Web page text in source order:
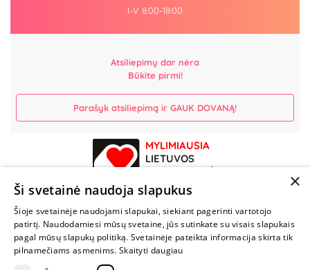
I-V 8:00-18:00
Atsiliepimų dar nėra
Būkite pirmi!
Parašyk atsiliepimą ir GAUK DOVANĄ!
MYLIMIAUSIA
LIETUVOS
PARDUOTUVĖ
NENUSTOK
ŽAISTI
×
Ši svetainė naudoja slapukus
Šioje svetainėje naudojami slapukai, siekiant pagerinti vartotojo
patirtį. Naudodamiesi mūsų svetaine, jūs sutinkate su visais slapukais
pagal mūsų slapukų politiką. Svetainėje pateikta informacija skirta tik
pilnamečiams asmenims. Skaityti daugiau